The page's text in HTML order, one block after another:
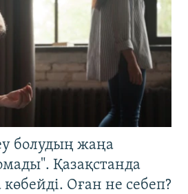
болудың жаңа
Қазақстанда
Оған не себеп?